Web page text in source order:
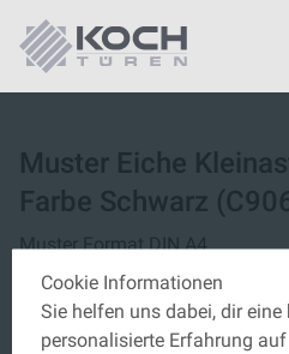
Muster Eiche
Farbe Schwarz
Muster Format DIN A4
€ 0,00
Preise inkl. MwSt. zzgl.
Cookie Informationen
Sie helfen uns dabei, dir
personalisierte Erfahrung